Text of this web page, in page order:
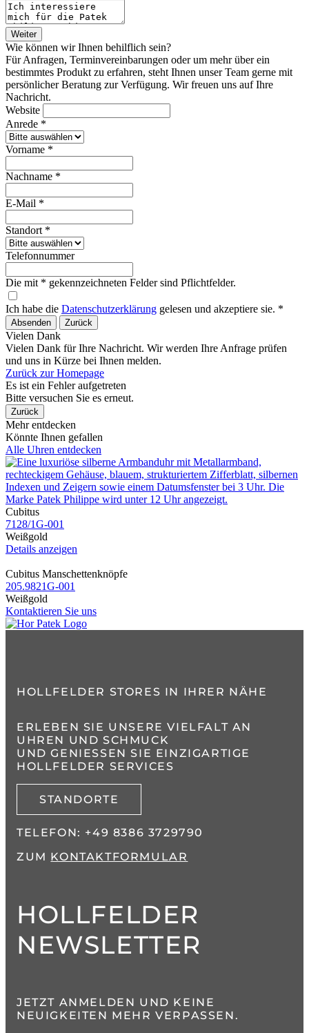
Weiter
Wie können wir Ihnen behilflich sein?
Für Anfragen, Terminvereinbarungen oder um mehr über ein
bestimmtes Produkt zu erfahren, steht Ihnen unser Team gerne mit
persönlicher Beratung zur Verfügung. Wir freuen uns auf Ihre
Nachricht.
Website
Anrede *
Vorname *
Nachname *
E-Mail *
Standort *
Telefonnummer
Die mit * gekennzeichneten Felder sind Pflichtfelder.
Ich habe die Datenschutzerklärung gelesen und akzeptiere sie. *
Absenden Zurück
Vielen Dank
Vielen Dank für Ihre Nachricht. Wir werden Ihre Anfrage prüfen
und uns in Kürze bei Ihnen melden.
Zurück zur Homepage
Es ist ein Fehler aufgetreten
Bitte versuchen Sie es erneut.
Zurück
Mehr entdecken
Könnte Ihnen gefallen
Alle Uhren entdecken
Cubitus
7128​/1G​-001
Weißgold
Details anzeigen
Cubitus Manschettenknöpfe
205.9821G​-001
Weißgold
Kontaktieren Sie uns
HOLLFELDER STORES IN IHRER NÄHE
ERLEBEN SIE UNSERE VIELFALT AN
UHREN UND SCHMUCK
UND GENIESSEN SIE EINZIGARTIGE H
OLLFELDER SERVICES
STANDORTE
TELEFON: +49 8386 3729790
ZUM KONTAKTFORMULAR
HOLLFELDER
NEWSLETTER
JETZT ANMELDEN UND KEINE
NEUIGKEITEN MEHR VERPASSEN.